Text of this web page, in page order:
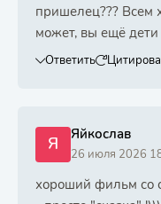
пришелец??? Всем
может, вы ещё
Ответить
Я Яйкослав
26 июля 2026
хороший фильм со